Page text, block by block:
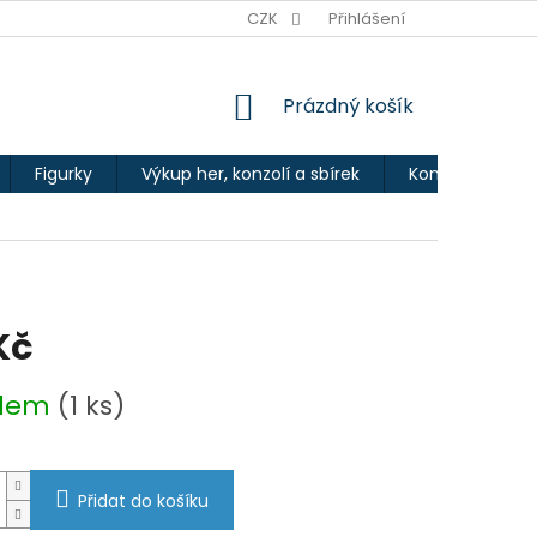
CZK Přihlášení
NÁKUPNÍ
Prázdný košík
Figurky Výkup her, konzolí a sbírek Kontakty
(1 ks)
Přidat do košíku